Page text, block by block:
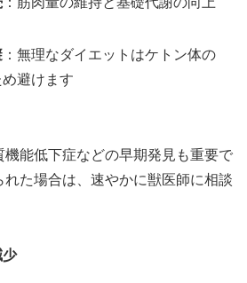
：無理なダイエットはケトン体の
避けます
能低下症などの早期発見も重要で
た場合は、速やかに獣医師に相談
少